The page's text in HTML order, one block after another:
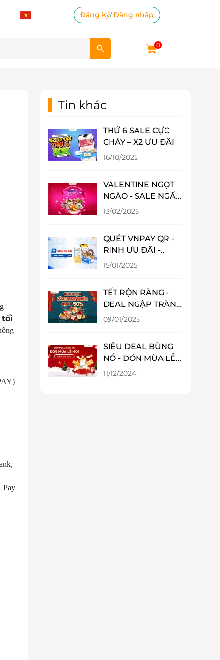
Đăng ký/Đăng nhập
0
tối
Pay
Tin khác
THỨ 6 SALE CỰC
CHÁY – X2 ƯU ĐÃI
16/10/2025
VALENTINE NGỌT
NGÀO - SALE NGẤT
NGÂY 50%++ TẠI
13/02/2025
QUÉT VNPAY QR -
RINH ƯU ĐÃI -
GIẢM NGAY 10%
15/01/2025
TẾT RỘN RÀNG -
DEAL NGẬP TRÀN -
ƯU ĐÃI ĐẾN 50%
09/01/2025
SIÊU DEAL BÙNG
NỔ - ĐÓN MÙA LỄ
HỘI ƯU ĐÃI TỚI
11/12/2024